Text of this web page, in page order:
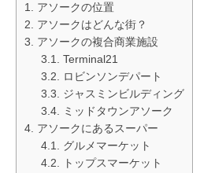
アソークの位置
アソークはどんな街？
アソークの複合商業施設
Terminal21
ロビンソンデパート
ジャスミンビルディング
ミッドタウンアソーク
アソークにあるスーパー
グルメマーケット
トップスマーケット